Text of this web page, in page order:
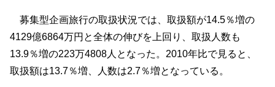
募集型企画旅行の取扱状況では、取扱額が14.5％増の
4129億6864万円と全体の伸びを上回り、取扱人数も
13.9％増の223万4808人となった。2010年比で見ると、
取扱額は13.7％増、人数は2.7％増となっている。